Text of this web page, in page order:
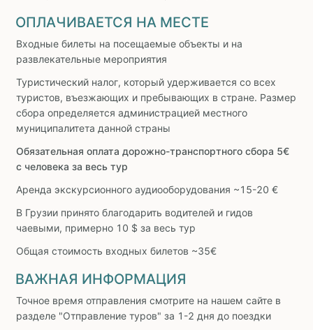
ОПЛАЧИВАЕТСЯ НА МЕСТЕ
Входные билеты на посещаемые объекты и на
развлекательные мероприятия
Туристический налог, который удерживается со всех
туристов, въезжающих и пребывающих в стране. Размер
сбора определяется администрацией местного
муниципалитета данной страны
Обязательная оплата дорожно-транспортного сбора 5€
с человека за весь тур
Аренда экскурсионного аудиооборудования ~15-20 €
В Грузии принято благодарить водителей и гидов
чаевыми, примерно 10 $ за весь тур
Общая стоимость входных билетов ~35€
ВАЖНАЯ ИНФОРМАЦИЯ
Точное время отправления смотрите на нашем сайте в
разделе "Отправление туров" за 1-2 дня до поездки